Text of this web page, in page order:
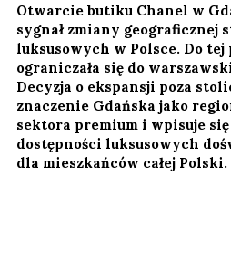
Otwarcie butiku Chanel w
sygnał zmiany geograficznej
luksusowych w Polsce. Do tej
ograniczała się do
Decyzja o ekspansji poza
znaczenie Gdańska jako
sektora premium i wpisuje
dostępności luksusowych
dla mieszkańców całej Polski.